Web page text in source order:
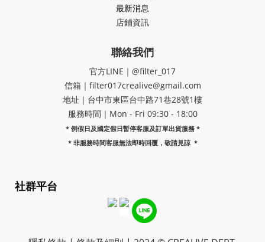
最新消息
店鋪資訊
聯絡我們
官方LINE｜@filter_017
信箱｜filter017crealive@gmail.com
地址｜​台中市東區台中路71巷28號1樓
服務時間｜Mon - Fri 09:30 - 18:00
* 例假日及國定假日暫停客服及訂單出貨服務 *
* 非服務時間客服無法即時回覆，敬請見諒 *
社群平台